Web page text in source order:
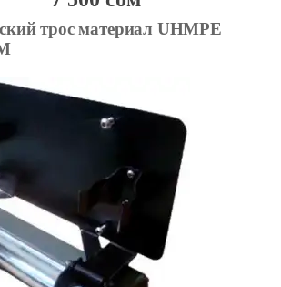
трос материал UHMPE